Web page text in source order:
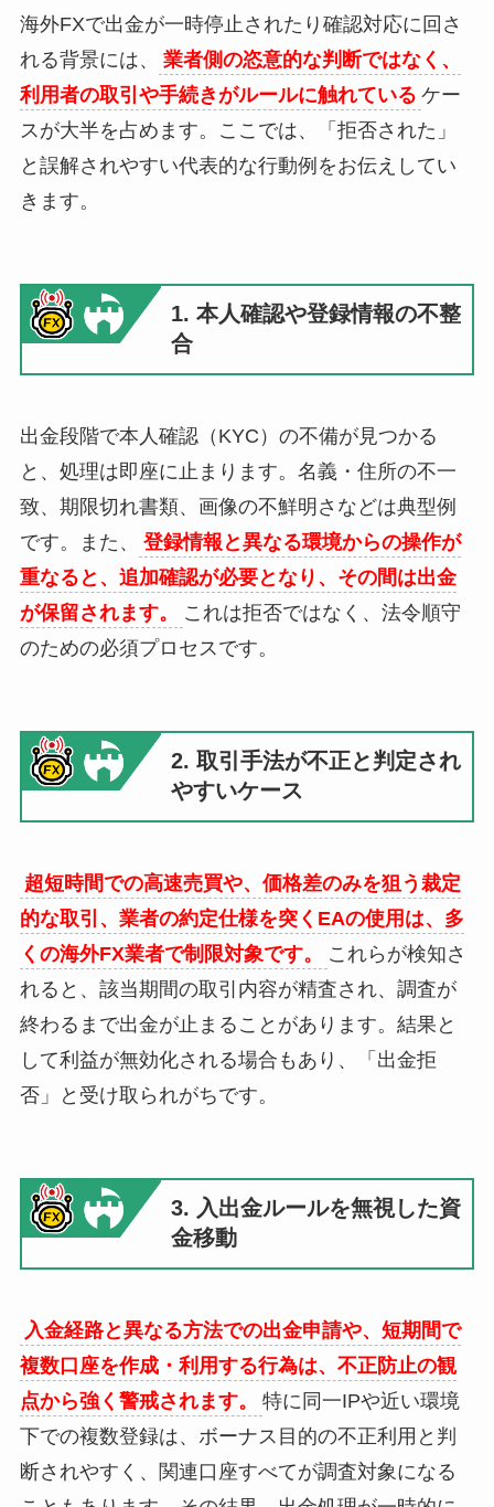
海外FXで出金が一時停止されたり確認対応に回さ
れる背景には、
業者側の恣意的な判断ではなく、
利用者の取引や手続きがルールに触れている ケー
スが大半を占めます。ここでは、「拒否された」
と誤解されやすい代表的な行動例をお伝えしてい
きます。
1. 本人確認や登録情報の不整
合
出金段階で本人確認（KYC）の不備が見つかる
と、処理は即座に止まります。名義・住所の不一
致、期限切れ書類、画像の不鮮明さなどは典型例
です。また、
登録情報と異なる環境からの操作が
重なると、追加確認が必要となり、その間は出金
が保留されます。
これは拒否ではなく、法令順守
のための必須プロセスです。
2. 取引手法が不正と判定され
やすいケース
超短時間での高速売買や、価格差のみを狙う裁定
的な取引、業者の約定仕様を突くEAの使用は、多
くの海外FX業者で制限対象です。
これらが検知さ
れると、該当期間の取引内容が精査され、調査が
終わるまで出金が止まることがあります。結果と
して利益が無効化される場合もあり、「出金拒
否」と受け取られがちです。
3. 入出金ルールを無視した資
金移動
入金経路と異なる方法での出金申請や、短期間で
複数口座を作成・利用する行為は、不正防止の観
点から強く警戒されます。
特に同一IPや近い環境
下での複数登録は、ボーナス目的の不正利用と判
断されやすく、関連口座すべてが調査対象になる